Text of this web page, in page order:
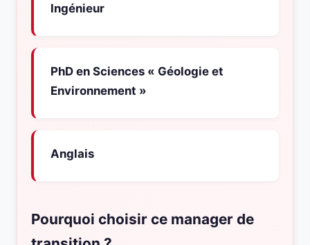
Ingénieur
PhD en Sciences « Géologie et
Environnement »
Anglais
Pourquoi choisir ce manager de